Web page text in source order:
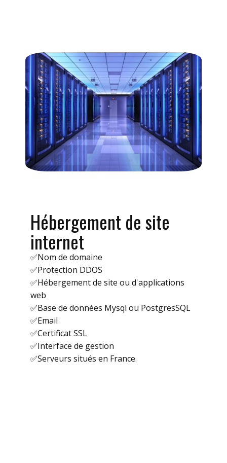
Hébergement de site
internet
✅Nom de domaine
✅Protection DDOS
✅Hébergement de site ou d'applications
web
✅Base de données Mysql ou PostgresSQL
✅Email
✅Certificat SSL
✅Interface de gestion
✅Serveurs situés en France.